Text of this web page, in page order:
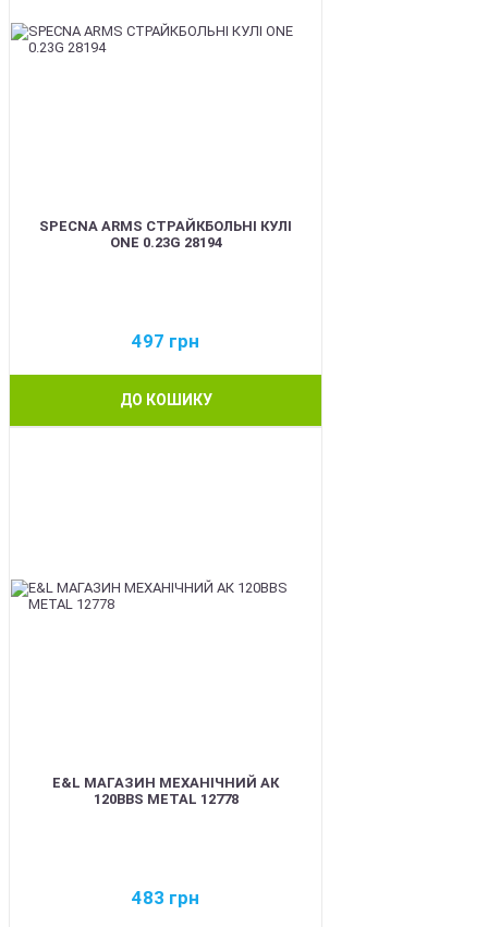
SPECNA ARMS СТРАЙКБОЛЬНІ КУЛІ
ONE 0.23G 28194
497 грн
ДО КОШИКУ
E&L МАГАЗИН МЕХАНІЧНИЙ АК
120BBS METAL 12778
483 грн